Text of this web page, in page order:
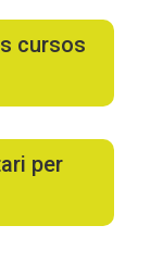
cursos
per